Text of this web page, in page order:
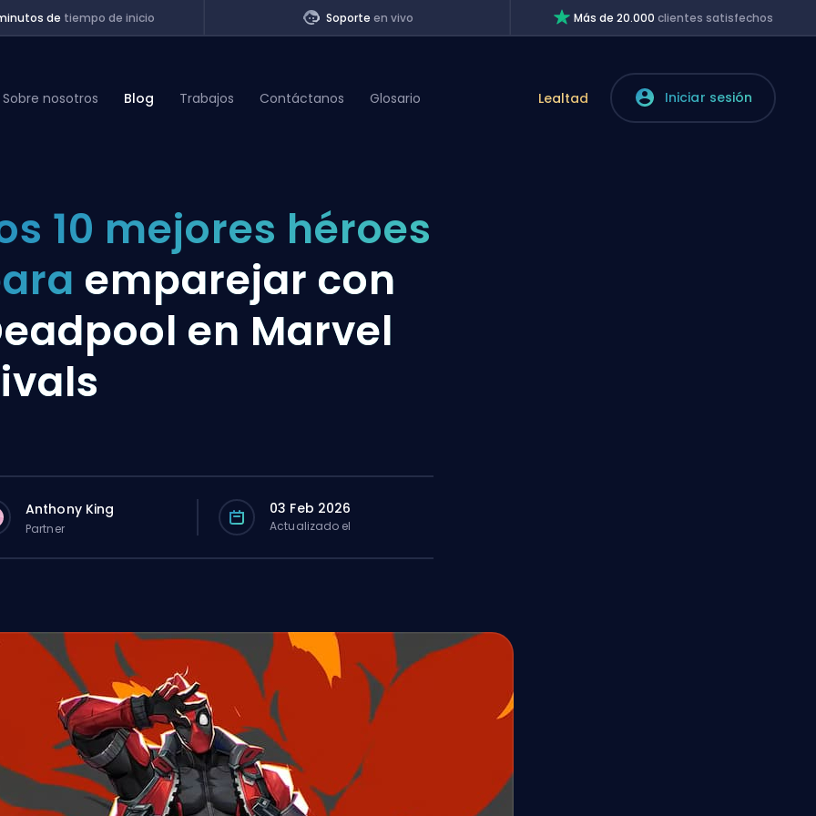
de tiempo de inicio Soporteen vivo Más de 20.000clientes satisfechos
Sobre nosotros Blog Trabajos Contáctanos Glosario Lealtad Iniciar sesión
10 mejores héroes
emparejar con
en Marvel
Anthony King
Partner
03 Feb 2026
Actualizado el